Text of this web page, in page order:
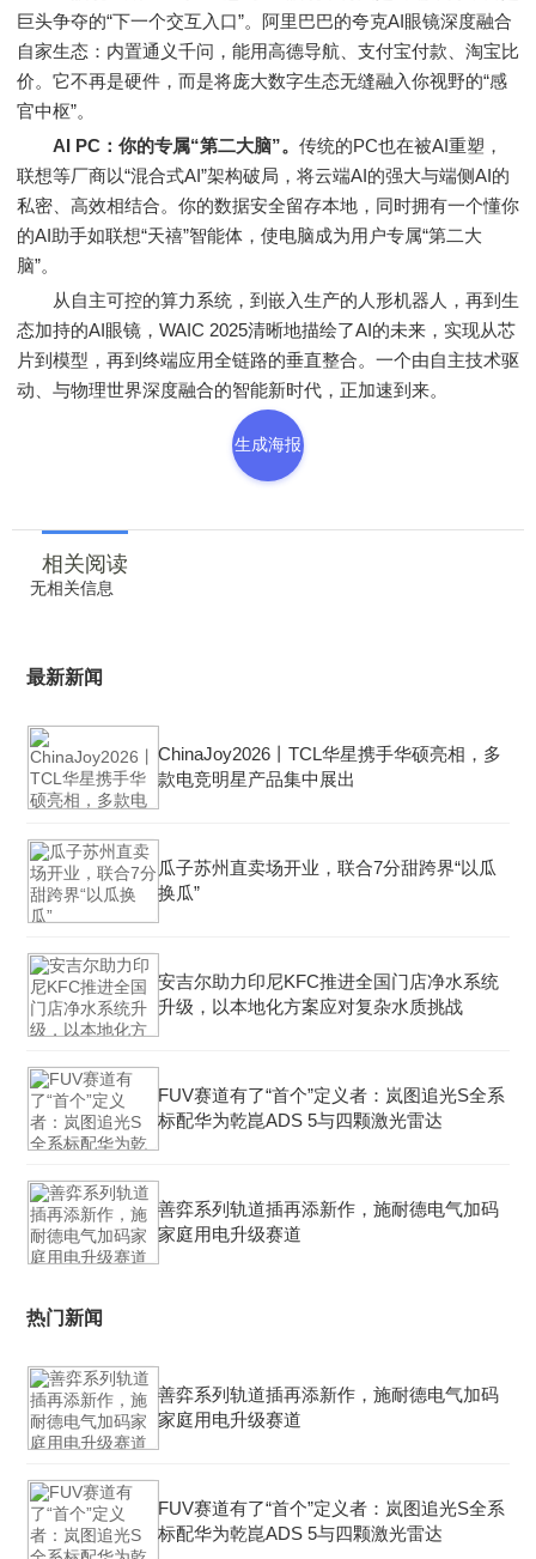
巨头争夺的“下一个交互入口”。阿里巴巴的夸克AI眼镜深度融合
自家生态：内置通义千问，能用高德导航、支付宝付款、淘宝比
价。它不再是硬件，而是将庞大数字生态无缝融入你视野的“感
官中枢”。
AI PC：你的专属“第二大脑”。 传统的PC也在被AI重塑，
联想等厂商以“混合式AI”架构破局，将云端AI的强大与端侧AI的
私密、高效相结合。你的数据安全留存本地，同时拥有一个懂你
的AI助手如联想“天禧”智能体，使电脑成为用户专属“第二大
脑”。
从自主可控的算力系统，到嵌入生产的人形机器人，再到生
态加持的AI眼镜，WAIC 2025清晰地描绘了AI的未来，实现从芯
片到模型，再到终端应用全链路的垂直整合。一个由自主技术驱
动、与物理世界深度融合的智能新时代，正加速到来。
生成海报
相关阅读
无相关信息
最新新闻
ChinaJoy2026丨TCL华星携手华硕亮相，多
款电竞明星产品集中展出
瓜子苏州直卖场开业，联合7分甜跨界“以瓜
换瓜”
安吉尔助力印尼KFC推进全国门店净水系统
升级，以本地化方案应对复杂水质挑战
FUV赛道有了“首个”定义者：岚图追光S全系
标配华为乾崑ADS 5与四颗激光雷达
善弈系列轨道插再添新作，施耐德电气加码
家庭用电升级赛道
热门新闻
善弈系列轨道插再添新作，施耐德电气加码
家庭用电升级赛道
FUV赛道有了“首个”定义者：岚图追光S全系
标配华为乾崑ADS 5与四颗激光雷达